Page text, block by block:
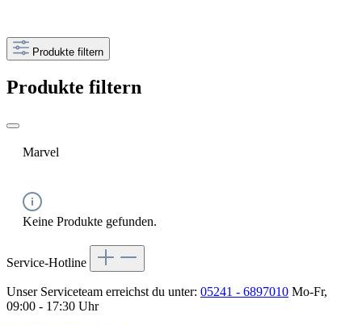
Produkte filtern
Produkte filtern
Marvel
Keine Produkte gefunden.
Service-Hotline
Unser Serviceteam erreichst du unter: 05241 - 6897010 Mo-Fr,
09:00 - 17:30 Uhr